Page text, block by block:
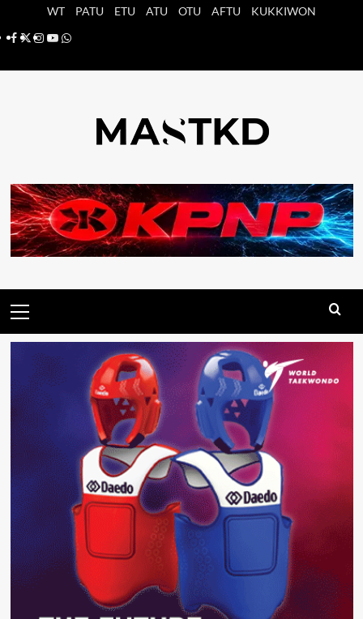
WT PATU ETU ATU OTU AFTU
KUKKIWON
Facebook
X Instagram
YouTube
Whatsapp
principal